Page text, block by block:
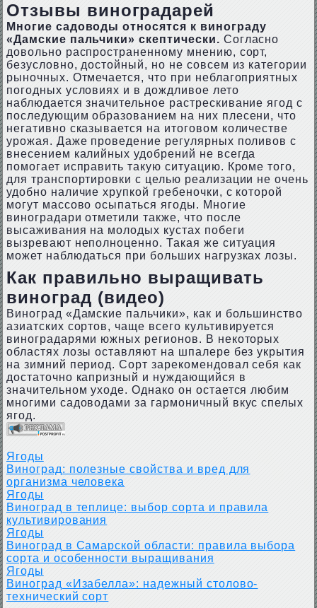
Отзывы виноградарей
Многие садоводы относятся к винограду
«Дамские пальчики» скептически. Согласно
довольно распространенному мнению, сорт,
безусловно, достойный, но не совсем из категории
рыночных. Отмечается, что при неблагоприятных
погодных условиях и в дождливое лето
наблюдается значительное растрескивание ягод с
последующим образованием на них плесени, что
негативно сказывается на итоговом количестве
урожая. Даже проведение регулярных поливов с
внесением калийных удобрений не всегда
помогает исправить такую ситуацию. Кроме того,
для транспортировки с целью реализации не очень
удобно наличие хрупкой гребеночки, с которой
могут массово осыпаться ягоды. Многие
виноградари отметили также, что после
высаживания на молодых кустах побеги
вызревают неполноценно. Такая же ситуация
может наблюдаться при больших нагрузках лозы.
Как правильно выращивать
виноград (видео)
Виноград «Дамские пальчики», как и большинство
азиатских сортов, чаще всего культивируется
виноградарями южных регионов. В некоторых
областях лозы оставляют на шпалере без укрытия
на зимний период. Сорт зарекомендовал себя как
достаточно капризный и нуждающийся в
значительном уходе. Однако он остается любим
многими садоводами за гармоничный вкус спелых
ягод.
Ягоды
Виноград: полезные свойства и вред для
организма человека
Ягоды
Виноград в теплице: выбор сорта и правила
культивирования
Ягоды
Виноград в Самарской области: правила выбора
сорта и особенности выращивания
Ягоды
Виноград «Изабелла»: надежный столово-
технический сорт